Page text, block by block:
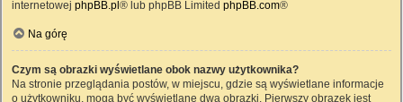
internetowej phpBB.pl ® lub phpBB Limited phpBB.com®
Na górę
Czym są obrazki wyświetlane obok nazwy użytkownika?
Na stronie przeglądania postów, w miejscu, gdzie są wyświetlane informacje
o użytkowniku, mogą być wyświetlane dwa obrazki. Pierwszy obrazek jest